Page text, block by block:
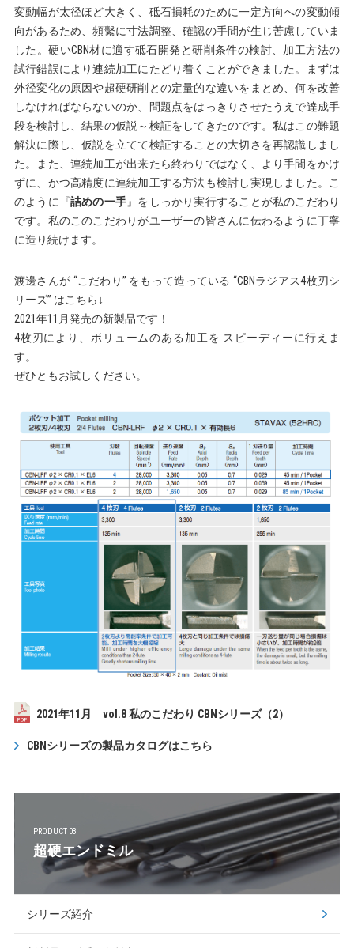
変動幅が太径ほど大きく、砥石損耗のために一定方向への変動傾
向があるため、頻繫に寸法調整、確認の手間が生じ苦慮していま
した。硬いCBN材に適す砥石開発と研削条件の検討、加工方法の
試行錯誤により連続加工にたどり着くことができました。まずは
外径変化の原因や超硬研削との定量的な違いをまとめ、何を改善
しなければならないのか、問題点をはっきりさせたうえで達成手
段を検討し、結果の仮説～検証をしてきたのです。私はこの難題
解決に際し、仮説を立てて検証することの大切さを再認識しまし
た。また、連続加工が出来たら終わりではなく、より手間をかけ
ずに、かつ高精度に連続加工する方法も検討し実現しました。こ
のように『詰めの一手』をしっかり実行することが私のこだわり
です。私のこのこだわりがユーザーの皆さんに伝わるように丁寧
に造り続けます。
渡邊さんが “こだわり” をもって造っている “CBNラジアス4枚刃シ
リーズ” はこちら↓
2021年11月発売の新製品です！
4枚刃により、ボリュームのある加工を スピーディーに行えま
す。
ぜひともお試しください。
2021年11月 vol.8 私のこだわり CBNシリーズ（2）
CBNシリーズの製品カタログはこちら
PRODUCT 03
超硬エンドミル
シリーズ紹介